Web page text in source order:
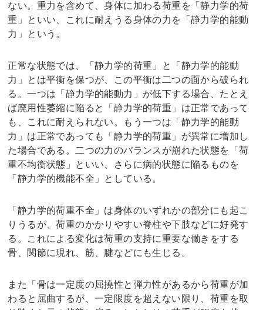
ない。重力を含めて、身体に加わる荷重を「静力学的荷
重」といい、これに耐えうる身体の力を「静力学的能動
力」という。
正常な状態では、「静力学的荷重」と「静力学的能動
力」とは平衡を保つが、この平衡は二つの面から破られ
る。一つは「静力学的能動力」が低下する場合、たとえ
ば廃用性萎縮に陥ると「静力学的荷重」は正常であって
も、これに耐えられない。もう一つは「静力学的能動
力」は正常であっても「静力学的荷重」が異常に増加し
た場合である。二つの力のバランスが崩れた状態を「荷
重不均衡状態」といい、さらに病的状態に陥るものを
「静力学的機能不全」としている。
「静力学的荷重不全」は身体のいずれかの部分にも起こ
りうるが、荷重のかかりやすい脊柱や下肢などに好発す
る。これによる変化は荷重の支持に重要な働きをする
骨、関節に現れ、筋、腱などにも生じる。
また「骨は一定度の屈撓性と弾力性があるから荷重が加
わると屈曲するが、一定限度を超えない限り、荷重を取